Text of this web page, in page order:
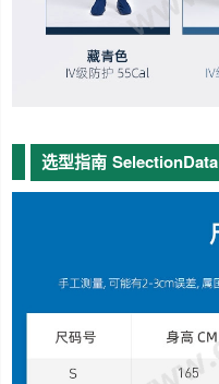
选型指南 SelectionData